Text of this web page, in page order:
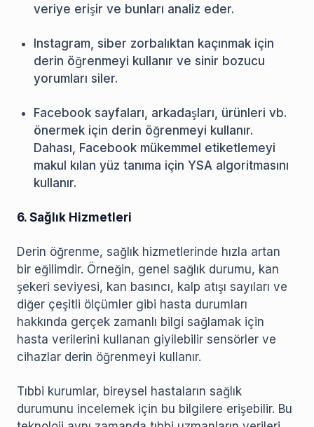
veriye erişir ve bunları analiz eder.
Instagram, siber zorbalıktan kaçınmak için
derin öğrenmeyi kullanır ve sinir bozucu
yorumları siler.
Facebook sayfaları, arkadaşları, ürünleri vb.
önermek için derin öğrenmeyi kullanır.
Dahası, Facebook mükemmel etiketlemeyi
makul kılan yüz tanıma için YSA algoritmasını
kullanır.
6. Sağlık Hizmetleri
Derin öğrenme, sağlık hizmetlerinde hızla artan
bir eğilimdir. Örneğin, genel sağlık durumu, kan
şekeri seviyesi, kan basıncı, kalp atışı sayıları ve
diğer çeşitli ölçümler gibi hasta durumları
hakkında gerçek zamanlı bilgi sağlamak için
hasta verilerini kullanan giyilebilir sensörler ve
cihazlar derin öğrenmeyi kullanır.
Tıbbi kurumlar, bireysel hastaların sağlık
durumunu incelemek için bu bilgilere erişebilir. Bu